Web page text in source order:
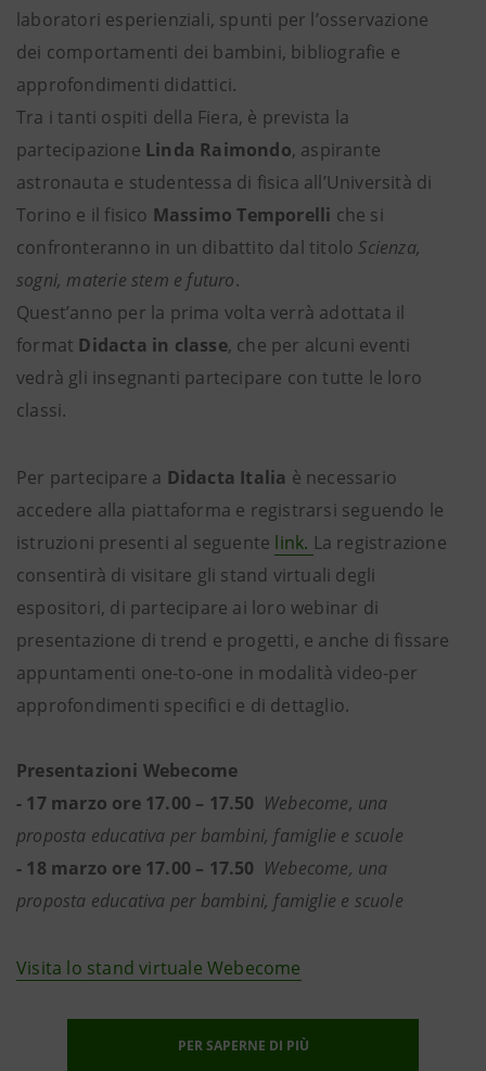
laboratori esperienziali, spunti per l’osservazione
dei comportamenti dei bambini, bibliografie e
approfondimenti didattici.
Tra i tanti ospiti della Fiera, è prevista la
partecipazione Linda Raimondo, aspirante
astronauta e studentessa di fisica all’Università di
Torino e il fisico Massimo Temporelli che si
confronteranno in un dibattito dal titolo Scienza,
sogni, materie stem e futuro.
Quest’anno per la prima volta verrà adottata il
format Didacta in classe, che per alcuni eventi
vedrà gli insegnanti partecipare con tutte le loro
classi.
Per partecipare a Didacta Italia è necessario
accedere alla piattaforma e registrarsi seguendo le
istruzioni presenti al seguente link. La registrazione
consentirà di visitare gli stand virtuali degli
espositori, di partecipare ai loro webinar di
presentazione di trend e progetti, e anche di fissare
appuntamenti one-to-one in modalità video-per
approfondimenti specifici e di dettaglio.
Presentazioni Webecome
- 17 marzo ore 17.00 – 17.50 Webecome, una
proposta educativa per bambini, famiglie e scuole
- 18 marzo ore 17.00 – 17.50 Webecome, una
proposta educativa per bambini, famiglie e scuole
Visita lo stand virtuale Webecome
PER SAPERNE DI PIÙ